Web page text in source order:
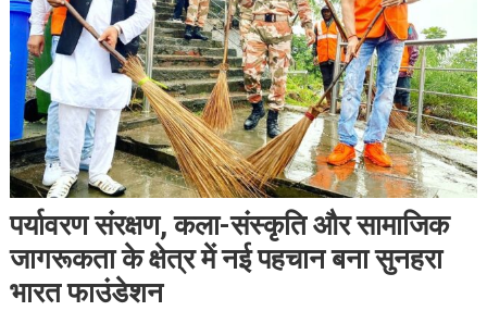
पर्यावरण संरक्षण, कला-संस्कृति और सामाजिक
जागरूकता के क्षेत्र में नई पहचान बना सुनहरा
भारत फाउंडेशन